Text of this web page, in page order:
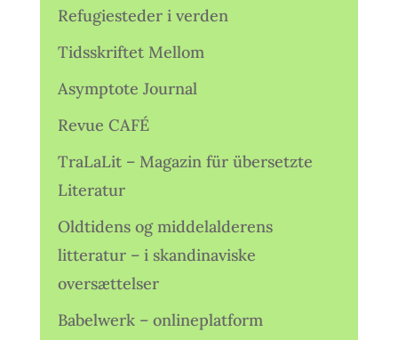
Refugiesteder i verden
Tidsskriftet Mellom
Asymptote Journal
Revue CAFÉ
TraLaLit – Magazin für übersetzte
Literatur
Oldtidens og middelalderens
litteratur – i skandinaviske
oversættelser
Babelwerk – onlineplatform